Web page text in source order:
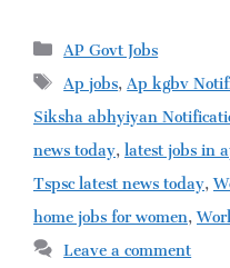
Categories
AP Govt Jobs
Tags
Ap jobs,Ap kgbv
Siksha abhyiyan
news today,latest jobs in
Tspsc latest news today,
home jobs for women,
Leave a comment